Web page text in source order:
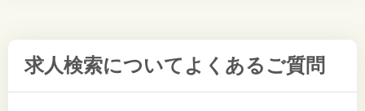
求人検索について よくあるご質問